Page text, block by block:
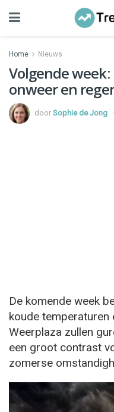
Home Nieuws
Volgende
onweer en
door Sophie de Jong
De komende week
koude temperaturen
Weerplaza zullen
een groot contrast
zomerse